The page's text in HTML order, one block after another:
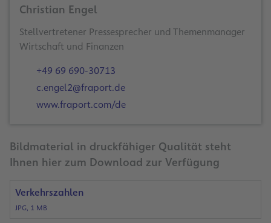
Christian Engel
Stellvertretener Pressesprecher und Themenmanager
Wirtschaft und Finanzen
+49 69 690-30713
c.engel2@fraport.de
www.fraport.com/de
Bildmaterial in druckfähiger Qualität steht
Ihnen hier zum Download zur Verfügung
Verkehrszahlen
JPG, 1 MB